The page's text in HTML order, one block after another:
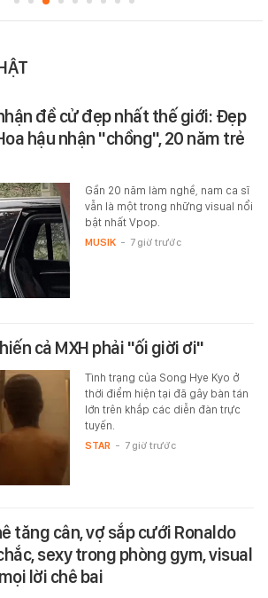
đề cử đẹp nhất thế giới: Đẹp
hậu nhận "chồng", 20 năm trẻ
Gần 20 năm làm nghề, nam ca sĩ
vẫn là một trong những visual nổi
bật nhất Vpop.
MUSIK - 7 giờ trước
cả MXH phải "ối giời ơi"
Tình trạng của Song Hye Kyo ở
thời điểm hiện tại đã gây bàn tán
lớn trên khắp các diễn đàn trực
tuyến.
STAR - 7 giờ trước
tăng cân, vợ sắp cưới Ronaldo
sexy trong phòng gym, visual
lời chê bai